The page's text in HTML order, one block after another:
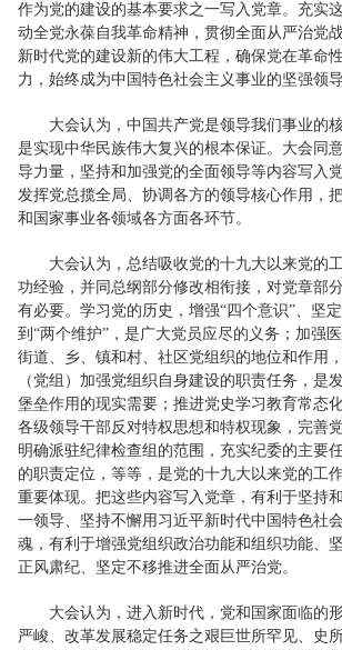
作为党的建设的基本要求之一写入党章。充实
动全党永葆自我革命精神，贯彻全面从严治党
新时代党的建设新的伟大工程，确保党在革命
力，始终成为中国特色社会主义事业的坚强领导
大会认为，中国共产党是领导我们事业的
是实现中华民族伟大复兴的根本保证。大会同
导力量，坚持和加强党的全面领导等内容写入
发挥党总揽全局、协调各方的领导核心作用，
和国家事业各领域各方面各环节。
大会认为，总结吸收党的十九大以来党的
功经验，并同总纲部分修改相衔接，对党章部
有必要。学习党的历史，增强“四个意识”、坚
到“两个维护”，是广大党员应尽的义务；加强
街道、乡、镇和村、社区党组织的地位和作用
（党组）加强党组织自身建设的职责任务，是
堡垒作用的现实需要；推进党史学习教育常态
各级领导干部反对特权思想和特权现象，完善
明确派驻纪律检查组的范围，充实纪委的主要
的职责定位，等等，是党的十九大以来党的工
重要体现。把这些内容写入党章，有利于坚持
一领导、坚持不懈用习近平新时代中国特色社
魂，有利于增强党组织政治功能和组织功能、
正风肃纪、坚定不移推进全面从严治党。
大会认为，进入新时代，党和国家面临的
严峻、改革发展稳定任务之艰巨世所罕见、史